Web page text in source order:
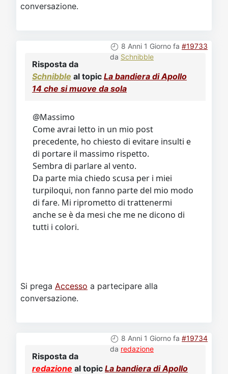
conversazione.
8 Anni 1 Giorno fa #19733
da Schnibble
Risposta da
Schnibble al topic La bandiera di Apollo
14 che si muove da sola
@Massimo
Come avrai letto in un mio post
precedente, ho chiesto di evitare insulti e
di portare il massimo rispetto.
Sembra di parlare al vento.
Da parte mia chiedo scusa per i miei
turpiloqui, non fanno parte del mio modo
di fare. Mi riprometto di trattenermi
anche se è da mesi che me ne dicono di
tutti i colori.
Si prega Accesso a partecipare alla
conversazione.
8 Anni 1 Giorno fa #19734
da redazione
Risposta da
redazione al topic La bandiera di Apollo